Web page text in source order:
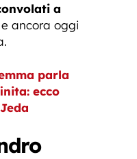
a
ancora oggi
parla
ecco